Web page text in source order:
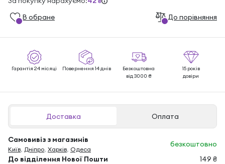
В обране До порівняння
Гарантія 24 місяці Повернення 14 днів
Безкоштовна
від 3000 ₴
15 років
довіри
Доставка Оплата
Самовивіз з магазинів
Київ, Дніпро, Харків, Одеса
безкоштовно
До відділення Нової Пошти
149 ₴